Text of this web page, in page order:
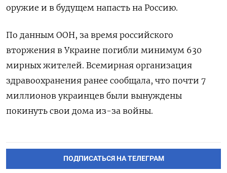
оружие и в будущем напасть на Россию.
По данным ООН, за время российского
вторжения в Украине погибли минимум 630
мирных жителей. Всемирная организация
здравоохранения ранее сообщала, что почти 7
миллионов украинцев были вынуждены
покинуть свои дома из-за войны.
ПОДПИСАТЬСЯ НА ТЕЛЕГРАМ